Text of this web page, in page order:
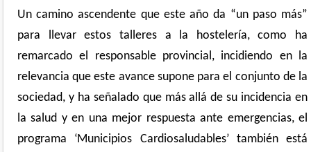
Un camino ascendente que este año da “un paso más”
para llevar estos talleres a la hostelería, como ha
remarcado el responsable provincial, incidiendo en la
relevancia que este avance supone para el conjunto de la
sociedad, y ha señalado que más allá de su incidencia en
la salud y en una mejor respuesta ante emergencias, el
programa ‘Municipios Cardiosaludables’ también está